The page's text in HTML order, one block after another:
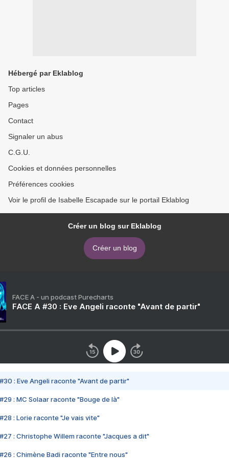
Hébergé par Eklablog
Top articles
Pages
Contact
Signaler un abus
C.G.U.
Cookies et données personnelles
Préférences cookies
Voir le profil de Isabelle Escapade sur le portail Eklablog
Créer un blog sur Eklablog
Créer un blog
FACE A - un podcast Purecharts
FACE A #30 : Eve Angeli raconte "Avant de partir"
#30 : Eve Angeli raconte "Avant de partir"
#29 : MC Solaar raconte "Bouge de là"
#28 : Lorie raconte "Je vais vite"
#27 : Christophe Willem raconte "Jacques a dit"
#26 : Chimène Badi raconte "Entre nous"